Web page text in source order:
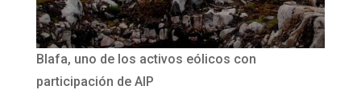
Blafa, uno de los activos eólicos con
participación de AIP